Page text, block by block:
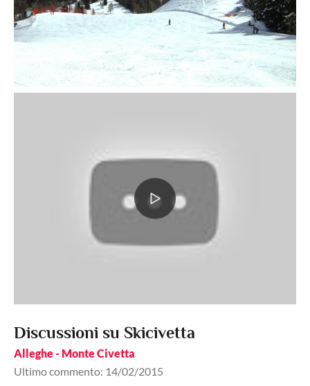
Discussioni su Skicivetta
Alleghe - Monte Civetta
Ultimo commento: 14/02/2015